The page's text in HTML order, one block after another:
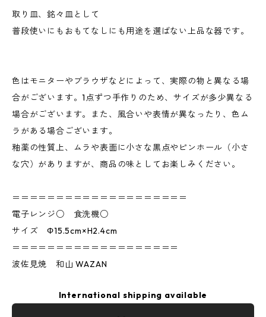
取り皿、銘々皿として
普段使いにもおもてなしにも用途を選ばない上品な器です。
色はモニターやブラウザなどによって、実際の物と異なる場
合がございます。1点ずつ手作りのため、サイズが多少異なる
場合がございます。また、風合いや表情が異なったり、色ム
ラがある場合ございます。
釉薬の性質上、ムラや表面に小さな黒点やピンホール（小さ
な穴）がありますが、商品の味としてお楽しみください。
＝＝＝＝＝＝＝＝＝＝＝＝＝＝＝＝＝＝＝＝
電子レンジ○ 食洗機○
サイズ Φ15.5cm×H2.4cm
＝＝＝＝＝＝＝＝＝＝＝＝＝＝＝＝＝＝＝
波佐見焼 和山 WAZAN
International shipping available